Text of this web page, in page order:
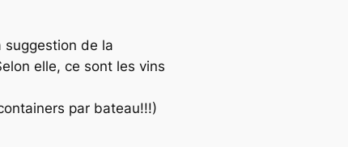
suggestion de la
elle, ce sont les vins
par bateau!!!)